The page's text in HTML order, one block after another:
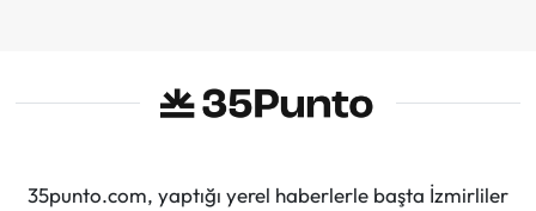
35punto.com, yaptığı yerel haberlerle başta İzmirliler